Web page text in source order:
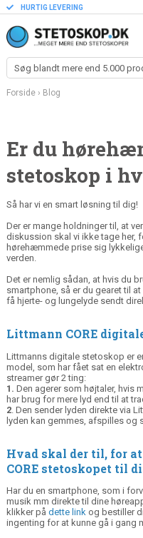
HURTIG LEVERING
Forside› Blog
Er du
stetoskop i
Så har vi en smart løsning til dig!
Der er mange holdninger til, at
diskussion skal vi ikke tage her,
hørehæmmede prise sig
verden.
Det er nemlig sådan, at hvis du
smartphone, så er du gearet til
få hjerte- og lungelyde sendt
Littmann CORE
Littmanns digitale stetoskop er
model, som har fået sat en
streamer gør 2 ting:
1. Den agerer som højtaler, hvis
har brug for mere lyd end til at
2. Den sender lyden direkte via
lyden kan gemmes, afspilles og
Hvad skal der til, for
CORE stetoskopet til
Har du en smartphone, som i
musik mm direkte til dine
klikker på dette linkog bestiller
ingenting for at kunne gå i gang